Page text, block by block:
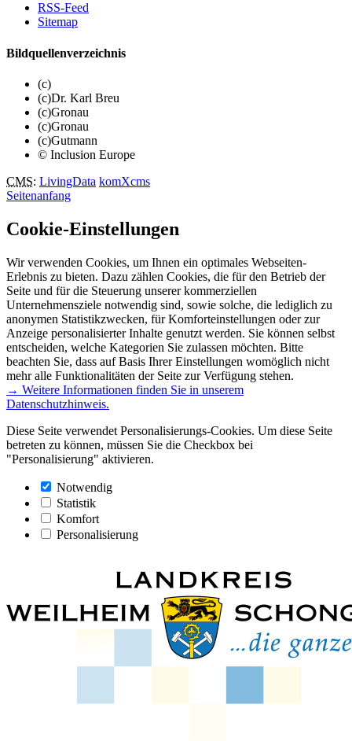
RSS-Feed
Sitemap
Bildquellenverzeichnis
(c)
(c)Dr. Karl Breu
(c)Gronau
(c)Gronau
(c)Gutmann
© Inclusion Europe
CMS: LivingData komXcms
Seitenanfang
Cookie-Einstellungen
Wir verwenden Cookies, um Ihnen ein optimales Webseiten-
Erlebnis zu bieten. Dazu zählen Cookies, die für den Betrieb der
Seite und für die Steuerung unserer kommerziellen
Unternehmensziele notwendig sind, sowie solche, die lediglich zu
anonymen Statistikzwecken, für Komforteinstellungen oder zur
Anzeige personalisierter Inhalte genutzt werden. Sie können selbst
entscheiden, welche Kategorien Sie zulassen möchten. Bitte
beachten Sie, dass auf Basis Ihrer Einstellungen womöglich nicht
mehr alle Funktionalitäten der Seite zur Verfügung stehen.
→ Weitere Informationen finden Sie in unserem
Datenschutzhinweis.
Diese Seite verwendet Personalisierungs-Cookies. Um diese Seite
betreten zu können, müssen Sie die Checkbox bei
"Personalisierung" aktivieren.
Notwendig
Statistik
Komfort
Personalisierung